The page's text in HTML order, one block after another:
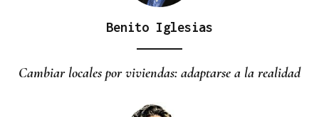
Benito Iglesias
Cambiar locales por viviendas: adaptarse a la realidad